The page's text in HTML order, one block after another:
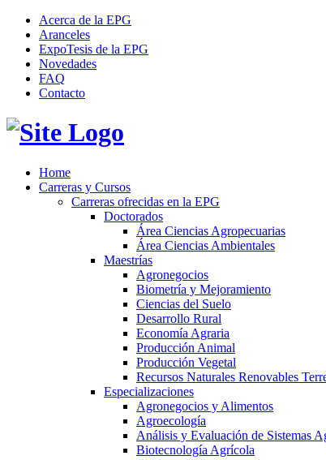
Acerca de la EPG
Aranceles
ExpoTesis de la EPG
Novedades
FAQ
Contacto
Home
Carreras y Cursos
Carreras ofrecidas en la EPG
Doctorados
Área Ciencias Agropecuarias
Área Ciencias Ambientales
Maestrías
Agronegocios
Biometría y Mejoramiento
Ciencias del Suelo
Desarrollo Rural
Economía Agraria
Producción Animal
Producción Vegetal
Recursos Naturales Renovables
Especializaciones
Agronegocios y Alimentos
Agroecología
Análisis y Evaluación de Sistemas
Biotecnología Agrícola